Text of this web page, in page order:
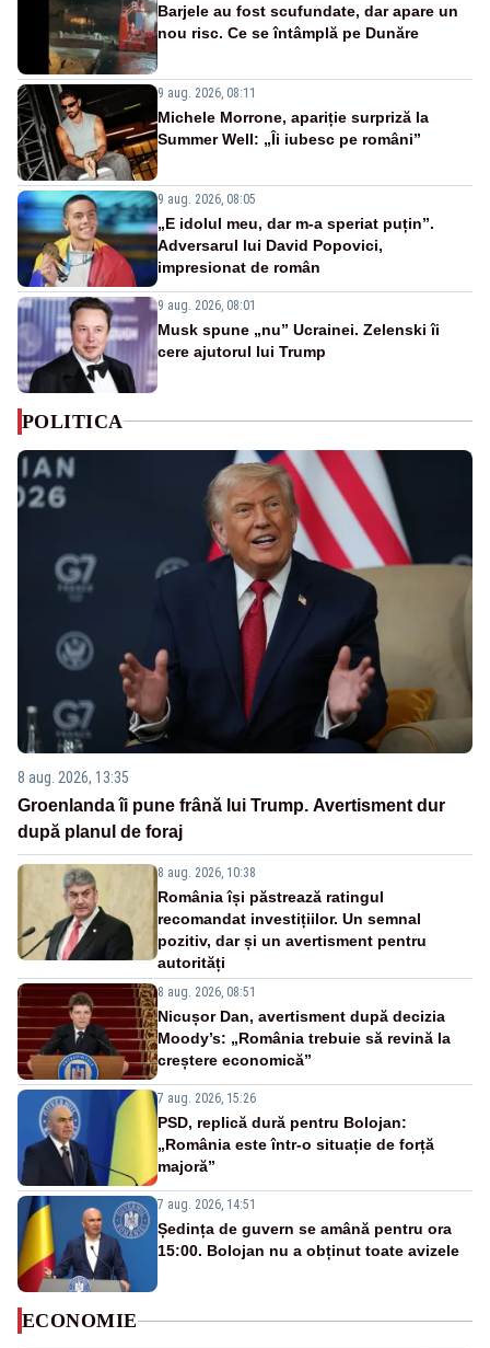
Barjele au fost scufundate, dar apare un
nou risc. Ce se întâmplă pe Dunăre
9 aug. 2026, 08:11
Michele Morrone, apariție surpriză la
Summer Well: „Îi iubesc pe români”
9 aug. 2026, 08:05
„E idolul meu, dar m-a speriat puțin”.
Adversarul lui David Popovici,
impresionat de român
9 aug. 2026, 08:01
Musk spune „nu” Ucrainei. Zelenski îi
cere ajutorul lui Trump
POLITICA
8 aug. 2026, 13:35
Groenlanda îi pune frână lui Trump. Avertisment dur
după planul de foraj
8 aug. 2026, 10:38
România își păstrează ratingul
recomandat investițiilor. Un semnal
pozitiv, dar și un avertisment pentru
autorități
8 aug. 2026, 08:51
Nicușor Dan, avertisment după decizia
Moody’s: „România trebuie să revină la
creștere economică”
7 aug. 2026, 15:26
PSD, replică dură pentru Bolojan:
„România este într-o situație de forță
majoră”
7 aug. 2026, 14:51
Ședința de guvern se amână pentru ora
15:00. Bolojan nu a obținut toate avizele
ECONOMIE